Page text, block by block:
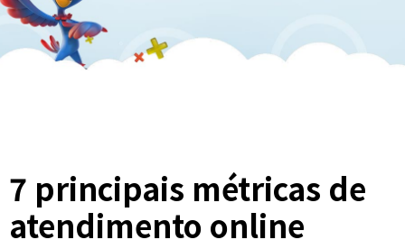
7 principais métricas de
atendimento online